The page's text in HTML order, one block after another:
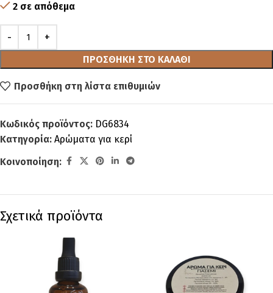
2 σε απόθεμα
ΠΡΟΣΘΉΚΗ ΣΤΟ ΚΑΛΆΘΙ
Προσθήκη στη λίστα επιθυμιών
Κωδικός προϊόντος: DG6834
Κατηγορία: Αρώματα για κερί
Κοινοποίηση:
Σχετικά προϊόντα